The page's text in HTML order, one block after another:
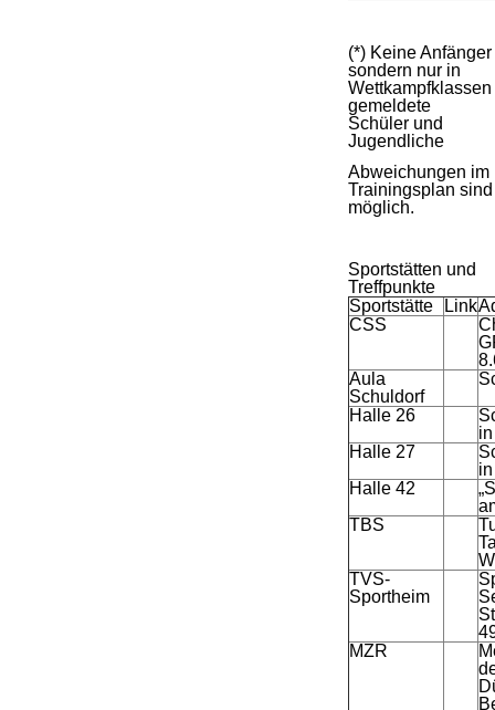
(*) Keine Anfänger
sondern nur in
Wettkampfklassen
gemeldete
Schüler und
Jugendliche
Abweichungen im
Trainingsplan sind
möglich.
Sportstätten und
Treffpunkte
Sportstätte
Link
CSS
Aula
Schuldorf
Halle 26
Halle 27
Halle 42
TBS
TVS-
Sportheim
MZR